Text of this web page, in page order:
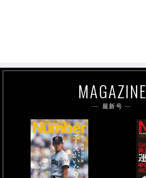
MAGAZINE
最新号